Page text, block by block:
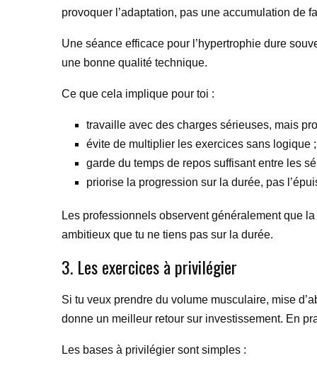
provoquer l’adaptation, pas une accumulation de
Une séance efficace pour l’hypertrophie dure
une bonne qualité technique.
Ce que cela implique pour toi :
travaille avec des charges sérieuses, mais
évite de multiplier les exercices sans logique ;
garde du temps de repos suffisant entre les
priorise la progression sur la durée, pas
Les professionnels observent généralement que
ambitieux que tu ne tiens pas sur la durée.
3. Les exercices à privilégier
Si tu veux prendre du volume musculaire, mise
donne un meilleur retour sur investissement. En
Les bases à privilégier sont simples :